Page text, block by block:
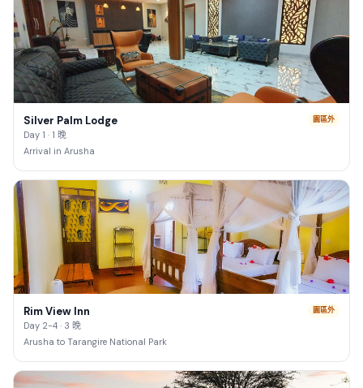
Silver Palm Lodge
Day 1 · 1 晚
Arrival in Arusha
園區外
Rim View Inn
Day 2-4 · 3 晚
Arusha to Tarangire National Park
園區外